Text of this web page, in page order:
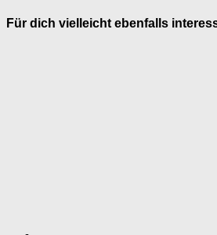
Für dich vielleicht ebenfalls